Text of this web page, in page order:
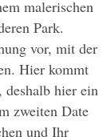
malerischen
Park.
vor, mit der
Hier kommt
deshalb hier ein
zweiten Date
und Ihr